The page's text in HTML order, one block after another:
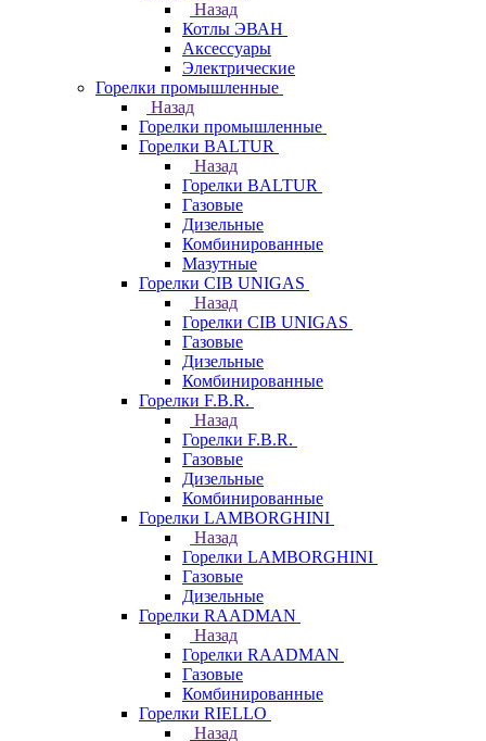
Назад
Котлы ЭВАН
Аксессуары
Электрические
Горелки промышленные
Назад
Горелки промышленные
Горелки BALTUR
Назад
Горелки BALTUR
Газовые
Дизельные
Комбинированные
Мазутные
Горелки CIB UNIGAS
Назад
Горелки CIB UNIGAS
Газовые
Дизельные
Комбинированные
Горелки F.B.R.
Назад
Горелки F.B.R.
Газовые
Дизельные
Комбинированные
Горелки LAMBORGHINI
Назад
Горелки LAMBORGHINI
Газовые
Дизельные
Горелки RAADMAN
Назад
Горелки RAADMAN
Газовые
Комбинированные
Горелки RIELLO
Назад